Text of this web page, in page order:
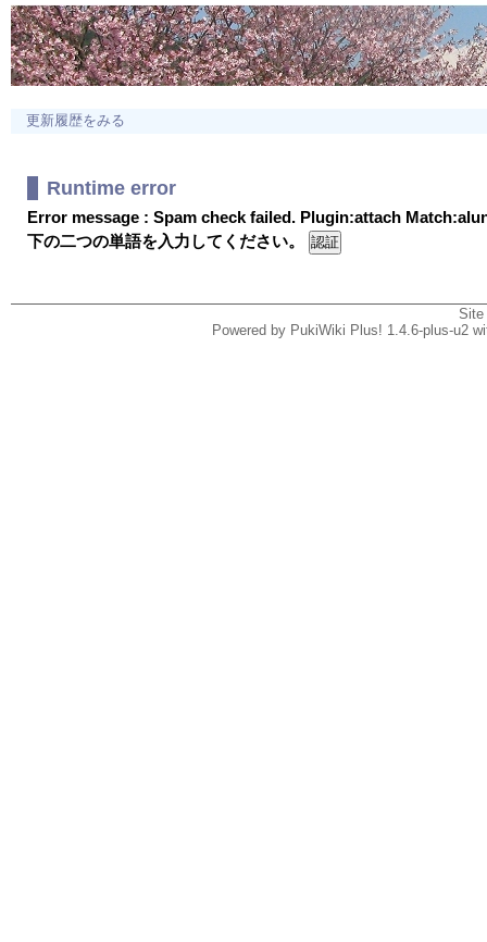
更新履歴をみる
Runtime error
Error message : Spam check failed. Plugin:attach
下の二つの単語を入力してください。
Powered by PukiWiki Plus! 1.4.6-plus-u2